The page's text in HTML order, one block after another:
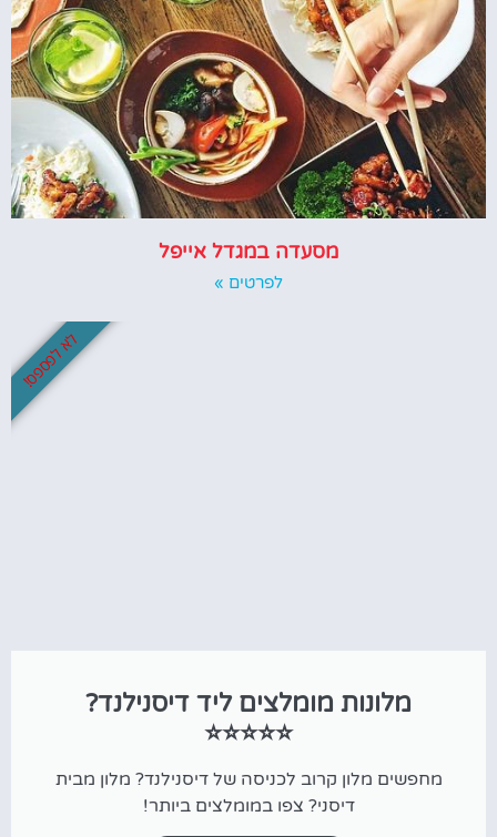
מסעדה במגדל אייפל
לפרטים »
מלונות מומלצים ליד דיסנילנד?
⭐⭐⭐⭐⭐
מחפשים מלון קרוב לכניסה של דיסנילנד? מלון מבית
דיסני? צפו במומלצים ביותר!
לא לפספס!